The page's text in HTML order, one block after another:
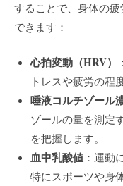
することで、身体の
できます：
心拍変動（HRV）
トレスや疲労の程
唾液コルチゾール
ゾールの量を測定
を把握します。
血中乳酸値：運動
特にスポーツや身